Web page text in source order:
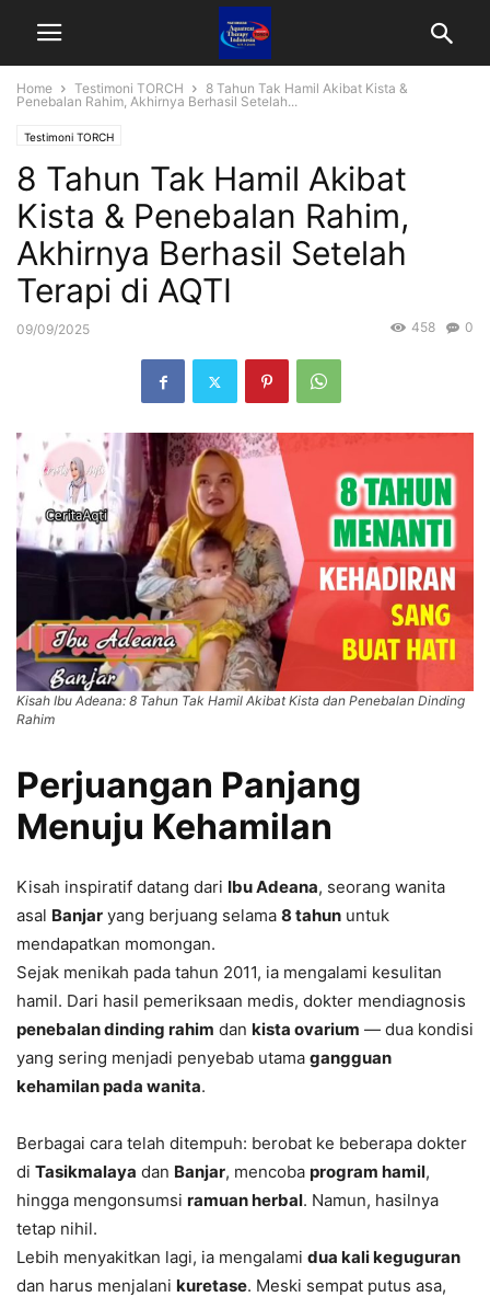
Home Testimoni TORCH
8 Tahun Tak Hamil Akibat Kista &
Penebalan Rahim, Akhirnya Berhasil Setelah...
Testimoni TORCH
8 Tahun Tak Hamil Akibat
Kista & Penebalan Rahim,
Akhirnya Berhasil Setelah
Terapi di AQTI
09/09/2025 0
458
Kisah Ibu Adeana: 8 Tahun Tak Hamil Akibat Kista dan Penebalan Dinding
Rahim
Perjuangan Panjang
Menuju Kehamilan
Kisah inspiratif datang dari Ibu Adeana, seorang wanita
asal Banjar yang berjuang selama 8 tahun untuk
mendapatkan momongan.
Sejak menikah pada tahun 2011, ia mengalami kesulitan
hamil. Dari hasil pemeriksaan medis, dokter mendiagnosis
penebalan dinding rahim dan kista ovarium — dua kondisi
yang sering menjadi penyebab utama gangguan
kehamilan pada wanita.
Berbagai cara telah ditempuh: berobat ke beberapa dokter
di Tasikmalaya dan Banjar, mencoba program hamil,
hingga mengonsumsi ramuan herbal. Namun, hasilnya
tetap nihil.
Lebih menyakitkan lagi, ia mengalami dua kali keguguran
dan harus menjalani kuretase. Meski sempat putus asa,